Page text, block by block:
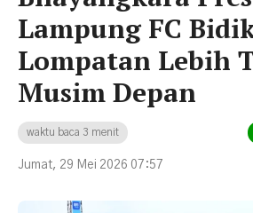
Lampung FC
Lompatan Lebih
Musim Depan
waktu baca 3 menit
Jumat, 29 Mei 2026 07:57